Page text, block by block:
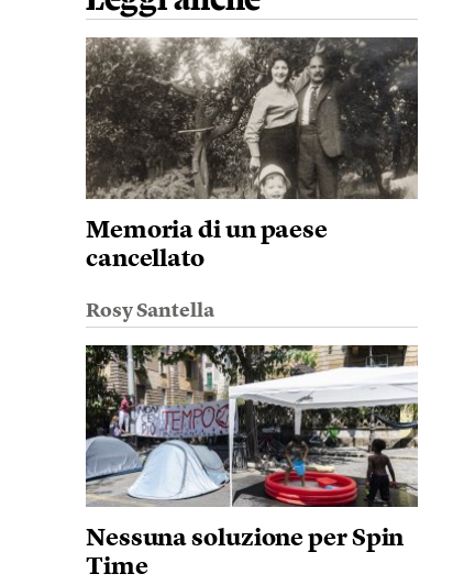
Memoria di un paese
cancellato
Rosy Santella
Nessuna soluzione per Spin
Time